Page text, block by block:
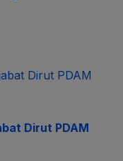
Dirut PDAM